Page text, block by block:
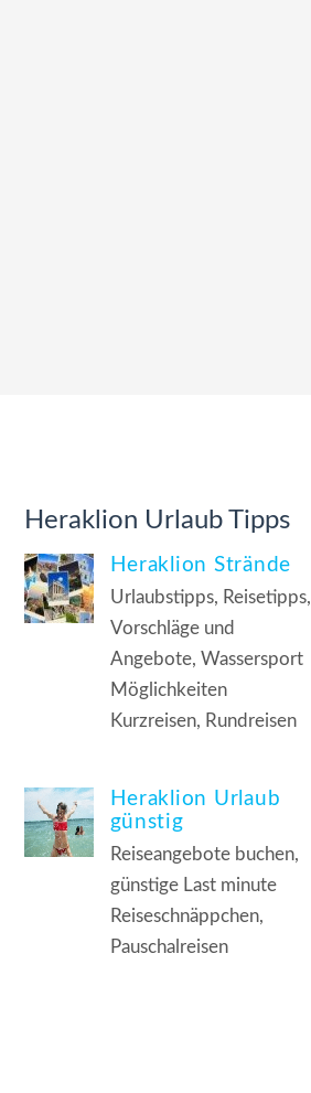
Heraklion Urlaub Tipps
Heraklion Strände
Urlaubstipps, Reisetipps,
Vorschläge und
Angebote, Wassersport
Möglichkeiten
Kurzreisen, Rundreisen
Heraklion Urlaub
günstig
Reiseangebote buchen,
günstige Last minute
Reiseschnäppchen,
Pauschalreisen